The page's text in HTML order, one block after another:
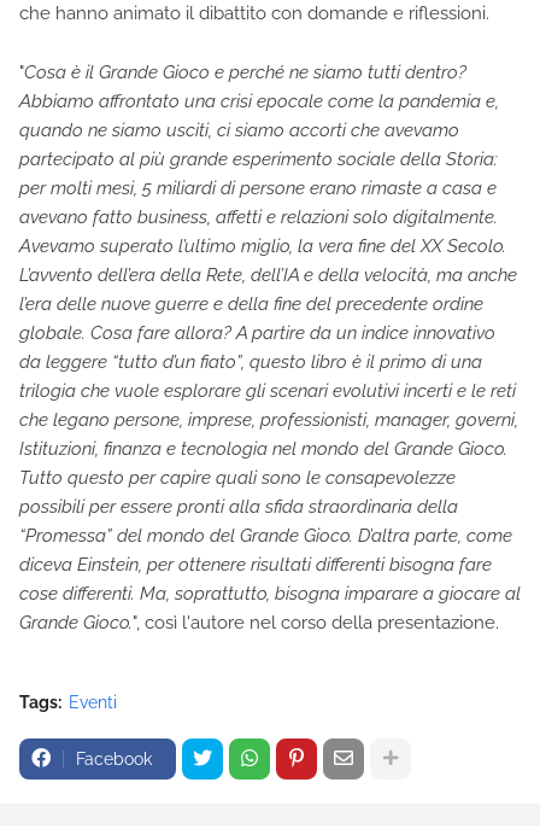
che hanno animato il dibattito con domande e riflessioni.
"Cosa è il Grande Gioco e perché ne siamo tutti dentro?
Abbiamo affrontato una crisi epocale come la pandemia e,
quando ne siamo usciti, ci siamo accorti che avevamo
partecipato al più grande esperimento sociale della Storia:
per molti mesi, 5 miliardi di persone erano rimaste a casa e
avevano fatto business, affetti e relazioni solo digitalmente.
Avevamo superato l’ultimo miglio, la vera fine del XX Secolo.
L’avvento dell’era della Rete, dell’IA e della velocità, ma anche
l’era delle nuove guerre e della fine del precedente ordine
globale. Cosa fare allora? A partire da un indice innovativo
da leggere “tutto d’un fiato”, questo libro è il primo di una
trilogia che vuole esplorare gli scenari evolutivi incerti e le reti
che legano persone, imprese, professionisti, manager, governi,
Istituzioni, finanza e tecnologia nel mondo del Grande Gioco.
Tutto questo per capire quali sono le consapevolezze
possibili per essere pronti alla sfida straordinaria della
“Promessa” del mondo del Grande Gioco. D’altra parte, come
diceva Einstein, per ottenere risultati differenti bisogna fare
cose differenti. Ma, soprattutto, bisogna imparare a giocare al
Grande Gioco.", così l'autore nel corso della presentazione.
Tags: Eventi
Facebook